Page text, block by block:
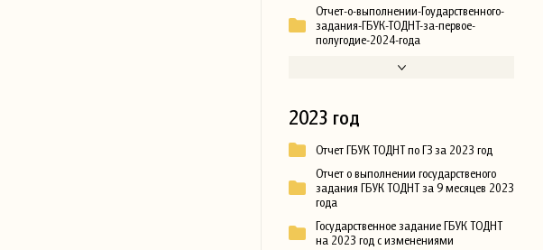
Отчет-о-выполнении-Гоударственного-
задания-ГБУК-ТОДНТ-за-первое-
полугодие-2024-года
2023 год
Отчет ГБУК ТОДНТ по ГЗ за 2023 год
Отчет о выполнении государственого
задания ГБУК ТОДНТ за 9 месяцев 2023
года
Государственное задание ГБУК ТОДНТ
на 2023 год с изменениями